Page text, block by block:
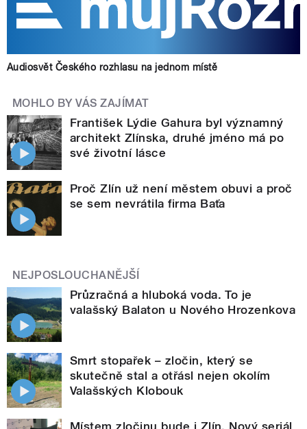
Audiosvět Českého rozhlasu na jednom místě
MOHLO BY VÁS ZAJÍMAT
František Lýdie Gahura byl významný
architekt Zlínska, druhé jméno má po
své životní lásce
Proč Zlín už není městem obuvi a proč
se sem nevrátila firma Baťa
NEJPOSLOUCHANĚJŠÍ
Průzračná a hluboká voda. To je
valašský Balaton u Nového Hrozenkova
Smrt stopařek – zločin, který se
skutečně stal a otřásl nejen okolím
Valašských Klobouk
Místem zločinu bude i Zlín. Nový seriál